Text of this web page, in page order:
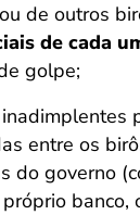
de outros
de cada
golpe;
entre os
do governo
banco,